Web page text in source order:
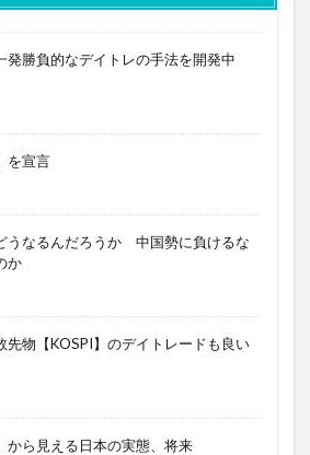
発勝負的なデイトレの手法を開発中
を宣言
うなるんだろうか 中国勢に負けるな
か
先物【KOSPI】のデイトレードも良い
から見える日本の実態、将来